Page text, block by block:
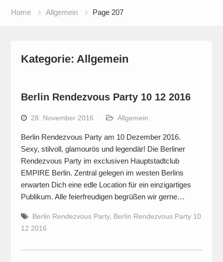
Home Allgemein Page 207
Kategorie: Allgemein
Berlin Rendezvous Party 10 12 2016
28. November 2016 Allgemein
Berlin Rendezvous Party am 10 Dezember 2016.
Sexy, stilvoll, glamourös und legendär! Die Berliner
Rendezvous Party im exclusiven Hauptstadtclub
EMPIRE Berlin. Zentral gelegen im westen Berlins
erwarten Dich eine edle Location für ein einzigartiges
Publikum. Alle feierfreudigen begrüßen wir gerne…
Berlin Rendezvous Party, Berlin Rendezvous Party 10
12 2016